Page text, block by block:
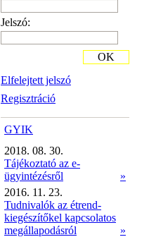
Jelszó:
Elfelejtett jelszó
Regisztráció
OK
GYIK
2018. 08. 30.
Tájékoztató az e-
ügyintézésről
»
2016. 11. 23.
Tudnivalók az étrend-
kiegészítőkel kapcsolatos
megállapodásról
»